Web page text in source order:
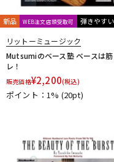
MD Guitars
Mighty
MODERN PIRATES
MONSTER CABLE
MUSIC NOMAD
MUSIC
NAZCA
No Brand
Noah’sark
O-R
OFFICIAL EDWARD VAN
ORTEGA
Ovaltone
Parksons
Performance
新品 WEB注文店頭受取可 弾きやすい
リットーミュージック
Mutsumiのベース塾 ベースは筋
レ！
販売価格¥2,200(税込)
ポイント：1% (20pt)